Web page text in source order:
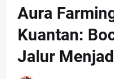
Aura
Kuantan:
Jalur